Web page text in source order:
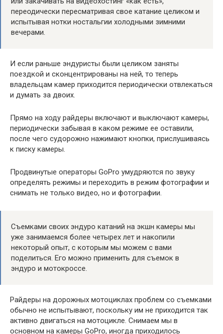
переодически пересматривая свое катание целиком и
испытывая нотки ностальгии холодными зимними
вечерами.
И если раньше эндуристы были целиком заняты
поездкой и сконцентрированы на ней, то теперь
владельцам камер приходится периодически отвлекаться
и думать за двоих.
Прямо на ходу райдеры включают и выключают камеры,
периодически забывая в каком режиме ее оставили,
после чего судорожно нажимают кнопки, прислушиваясь
к писку камеры.
Продвинутые операторы GoPro умудряются по звуку
определять режимы и переходить в режим фотографии и
снимать не только видео, но и фотографии.
Съемками своих эндуро катаний на экшн камеры мы
уже занимаемся более четырех лет и накопили
некоторый опыт, с которым мы можем с вами
поделиться. Его можно применить для съемок в
эндуро и мотокроссе.
Райдеры на дорожных мотоциклах проблем со съемками
обычно не испытывают, поскольку им не приходится так
активно двигаться на мотоцикле. Снимаем мы в
основном на камеры GoPro, иногда приходилось